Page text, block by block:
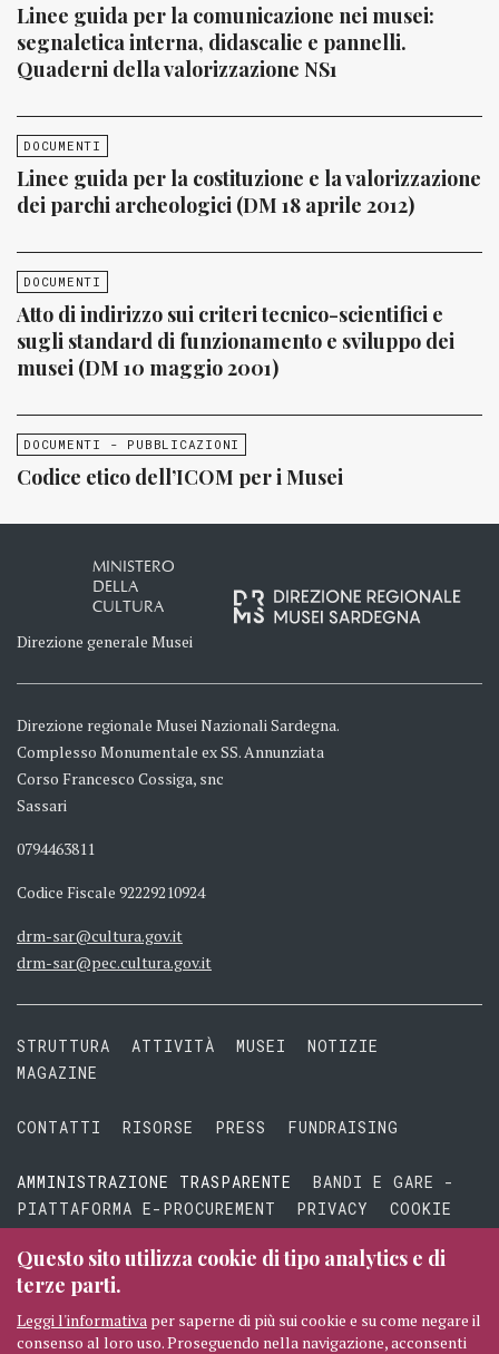
Linee guida per la comunicazione nei musei:
segnaletica interna, didascalie e pannelli.
Quaderni della valorizzazione NS1
DOCUMENTI
Linee guida per la costituzione e la valorizzazione
dei parchi archeologici (DM 18 aprile 2012)
DOCUMENTI
Atto di indirizzo sui criteri tecnico-scientifici e
sugli standard di funzionamento e sviluppo dei
musei (DM 10 maggio 2001)
DOCUMENTI - PUBBLICAZIONI
Codice etico dell’ICOM per i Musei
MINISTERO
DELLA
CULTURA
Direzione generale Musei
Direzione regionale Musei Nazionali Sardegna.
Complesso Monumentale ex SS. Annunziata
Corso Francesco Cossiga, snc
Sassari
0794463811
Codice Fiscale 92229210924
drm-sar@cultura.gov.it
drm-sar@pec.cultura.gov.it
STRUTTURA ATTIVITÀ MUSEI
NOTIZIE
MAGAZINE
CONTATTI RISORSE PRESS FUNDRAISING
AMMINISTRAZIONE TRASPARENTE
BANDI E GARE -
PIATTAFORMA E-PROCUREMENT
PRIVACY
COOKIE
TERMINI E CONDIZIONI
Questo sito utilizza cookie di tipo analytics e di
terze parti.
Leggi l'informativa per saperne di più sui cookie e su come negare il
consenso al loro uso. Proseguendo nella navigazione, acconsenti